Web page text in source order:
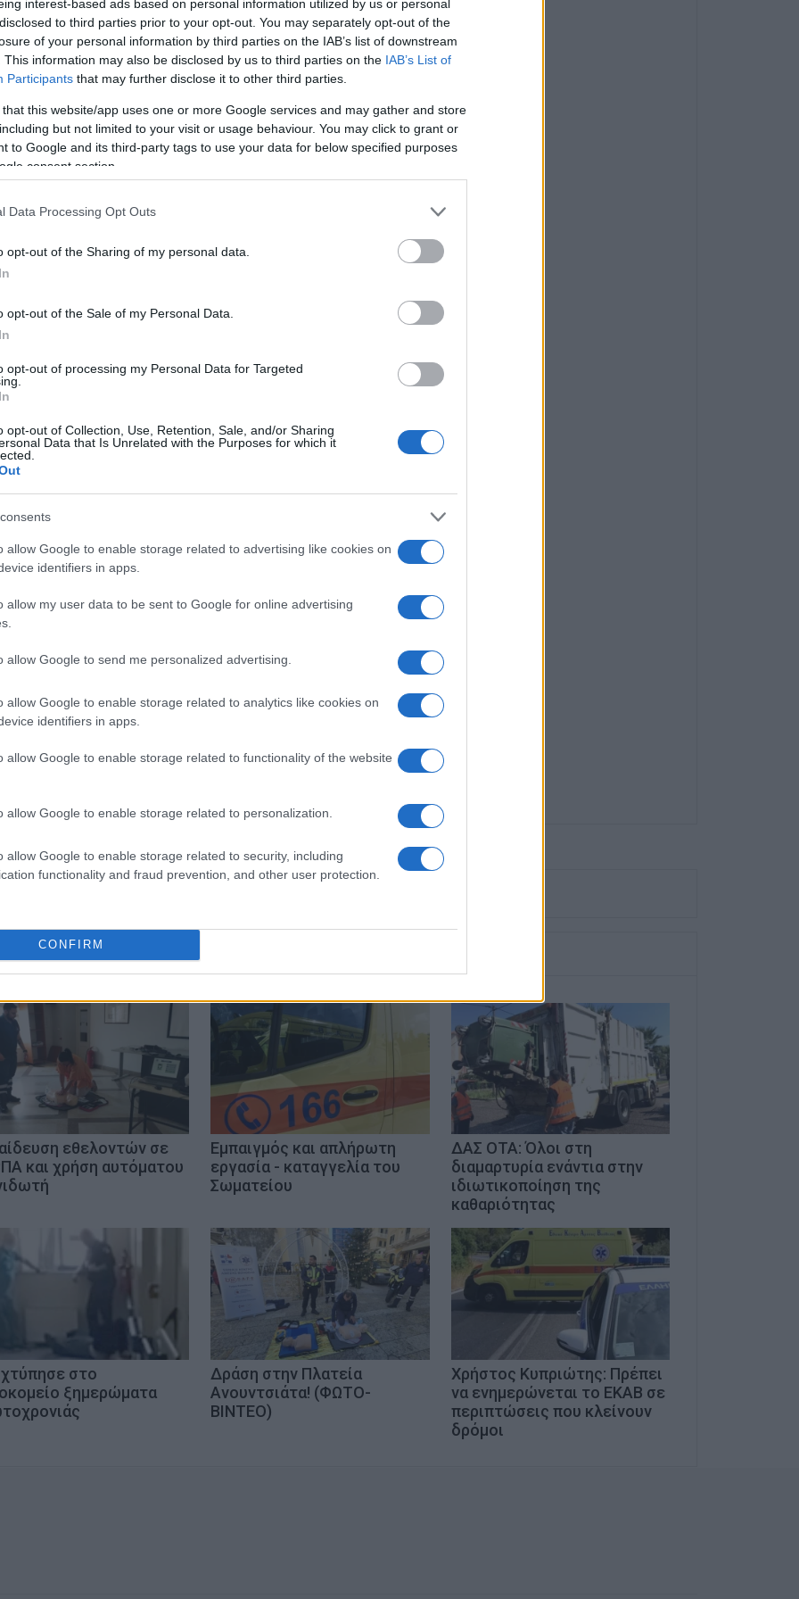
interest-based ads based on personal information utilized by us or personal
to third parties prior to your opt-out. You may separately opt-out of the
of your personal information by third parties on the IAB’s list of downstream
This information may also be disclosed by us to third parties on the IAB’s List of
Participants that may further disclose it to other third parties.
that this website/app uses one or more Google services and may gather and store
but not limited to your visit or usage behaviour. You may click to grant or
to Google and its third-party tags to use your data for below specified purposes
consent section.
Data Processing Opt Outs
opt-out of the Sharing of my personal data.
opt-out of the Sale of my Personal Data.
opt-out of processing my Personal Data for Targeted
opt-out of Collection, Use, Retention, Sale, and/or Sharing
Data that Is Unrelated with the Purposes for which it
allow Google to enable storage related to advertising like cookies on
identifiers in apps.
allow my user data to be sent to Google for online advertising
allow Google to send me personalized advertising.
allow Google to enable storage related to analytics like cookies on
identifiers in apps.
allow Google to enable storage related to functionality of the website
allow Google to enable storage related to personalization.
allow Google to enable storage related to security, including
functionality and fraud prevention, and other user protection.
CONFIRM
Δικτύωσης, το Σωματείο ΕΚΑΒ Κέρκυρας
να δημιουργηθεί ομάδα εργασίας από
του νησιού θα καταγράψει τα επικινδυνά
ατυχήματα, θα μελετήσει παραβατικες
τρόπους για την αποτροπή τέτοιων
χρηστών του οδικού δικτύου.
ικανή να προστατέψει τους πολίτες από τους εν
επιλέγουν επικίνδυνες οδηγικες
είναι απόφοιτος του τμήματος
Πανεπιστημίου Αιγαίου (Ρόδος), με
Σχέσεις. Επιπλέον, είναι κάτοχος
από το Πανεπιστήμιο του Readingστις
εθελοντών σε
και χρήση αυτόματου
Εμπαιγμός και απλήρωτη
εργασία - καταγγελία του
Σωματείου
ΔΑΣ ΟΤΑ: Όλοι στη
διαμαρτυρία ενάντια στην
ιδιωτικοποίηση της
καθαριότητας
στο
ξημερώματα
Δράση στην Πλατεία
Ανουντσιάτα! (ΦΩΤΟ-
ΒΙΝΤΕΟ)
Χρήστος Κυπριώτης: Πρέπει
να ενημερώνεται το ΕΚΑΒ σε
περιπτώσεις που κλείνουν
δρόμοι